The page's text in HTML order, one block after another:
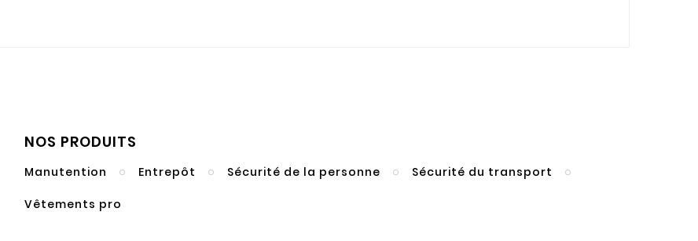
NOS PRODUITS
Manutention Entrepôt Sécurité de la personne Sécurité du transport
Vêtements pro